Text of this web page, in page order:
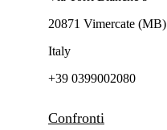
20871 Vimercate (MB)
Italy
+39 0399002080
Confronti